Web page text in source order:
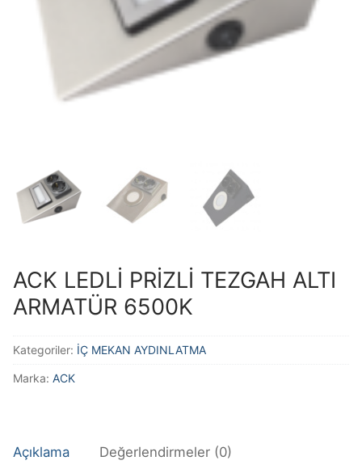
ACK LEDLİ PRİZLİ TEZGAH ALTI
ARMATÜR 6500K
Kategoriler: İÇ MEKAN AYDINLATMA
Marka: ACK
Açıklama Değerlendirmeler (0)